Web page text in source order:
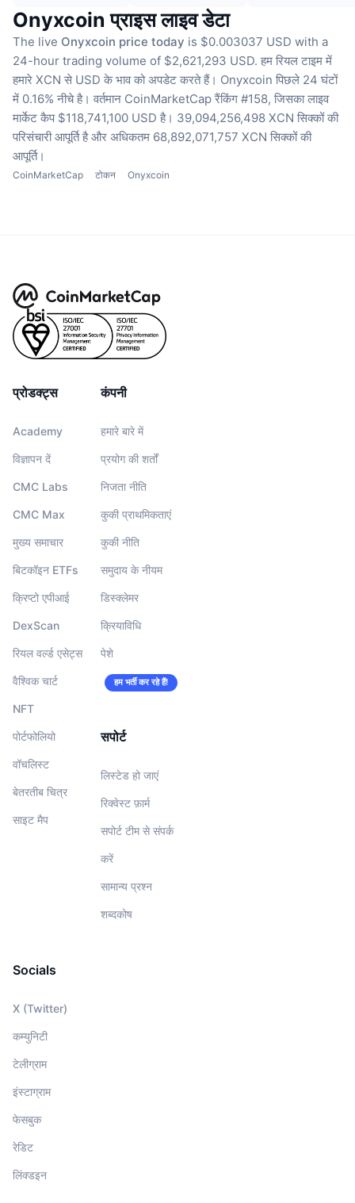
Onyxcoin प्राइस लाइव डेटा
The live Onyxcoin price today is $0.003037 USD with a
24-hour trading volume of $2,621,293 USD. हम रियल टाइम में
हमारे XCN से USD के भाव को अपडेट करते हैं। Onyxcoin पिछले 24 घंटों
में 0.16% नीचे है। वर्तमान CoinMarketCap रैंकिंग #158, जिसका लाइव
मार्केट कैप $118,741,100 USD है। 39,094,256,498 XCN सिक्कों की
परिसंचारी आपूर्ति है और अधिकतम 68,892,071,757 XCN सिक्कों की
आपूर्ति।
CoinMarketCap टोकन Onyxcoin
प्रोडक्ट्स
Academy
विज्ञापन दें
CMC Labs
CMC Max
मुख्य समाचार
बिटकॉइन ETFs
क्रिप्टो एपीआई
DexScan
रियल वर्ल्ड एसेट्स
वैश्विक चार्ट
NFT
पोर्टफोलियो
वॉचलिस्‍ट
बेतरतीब चित्र
साइट मैप
कंपनी
हमारे बारे में
प्रयोग की शर्तों
निजता नीति
कुकी प्राथमिकताएं
कुकी नीति
समुदाय के नीयम
डिस्क्लेमर
क्रियाविधि
पेशे
हम भर्ती कर रहे हैं!
सपोर्ट
लिस्टेड हो जाएं
रिक्वेस्ट फ़ार्म
सपोर्ट टीम से संपर्क
करें
सामान्य प्रश्न
शब्दकोष
Socials
X (Twitter)
कम्युनिटी
टेलीग्राम
इंस्टाग्राम
फेसबुक
रेडिट
लिंक्डइन